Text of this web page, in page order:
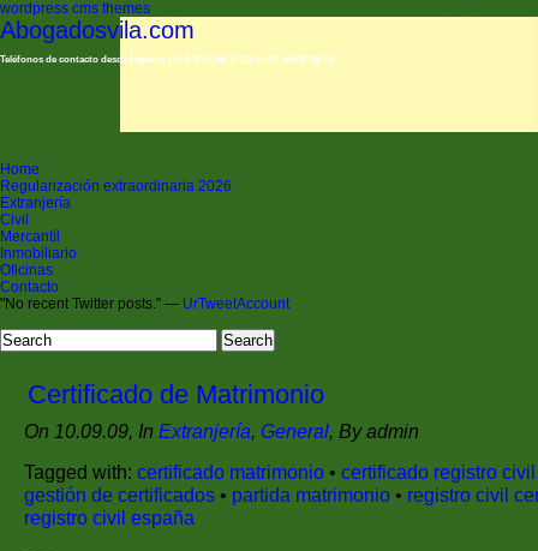
wordpress cms themes
Abogadosvila.com
Teléfonos de contacto desde España: (+34) 91 3 542 17 23; (+34) 650 91 02 70
Home
Regularización extraordinaria 2026
Extranjería
Civil
Mercantíl
Inmobiliario
Oficinas
Contacto
"No recent Twitter posts." — UrTweetAccount
Certificado de Matrimonio
On 10.09.09, In Extranjería, General, By admin
Tagged with: certificado matrimonio • certificado registro
gestión de certificados • partida matrimonio • registro civil
registro civil españa